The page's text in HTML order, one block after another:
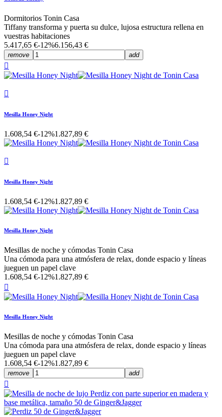
Dormitorios Tonin Casa
Tiffany transforma y puerta su dulce, lujosa estructura rellena en
vuestras habitaciones
5.417,65 €-12%6.156,43 €
remove add


Mesilla Honey Night
1.608,54 €-12%1.827,89 €

Mesilla Honey Night
1.608,54 €-12%1.827,89 €
Mesilla Honey Night
Mesillas de noche y cómodas Tonin Casa
Una cómoda para una atmósfera de relax, donde espacio y líneas
jueguen un papel clave
1.608,54 €-12%1.827,89 €

Mesilla Honey Night
Mesillas de noche y cómodas Tonin Casa
Una cómoda para una atmósfera de relax, donde espacio y líneas
jueguen un papel clave
1.608,54 €-12%1.827,89 €
remove add
